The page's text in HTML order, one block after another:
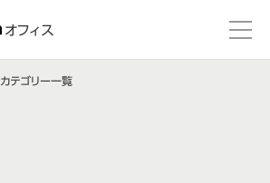
オフィス
カテゴリー一覧